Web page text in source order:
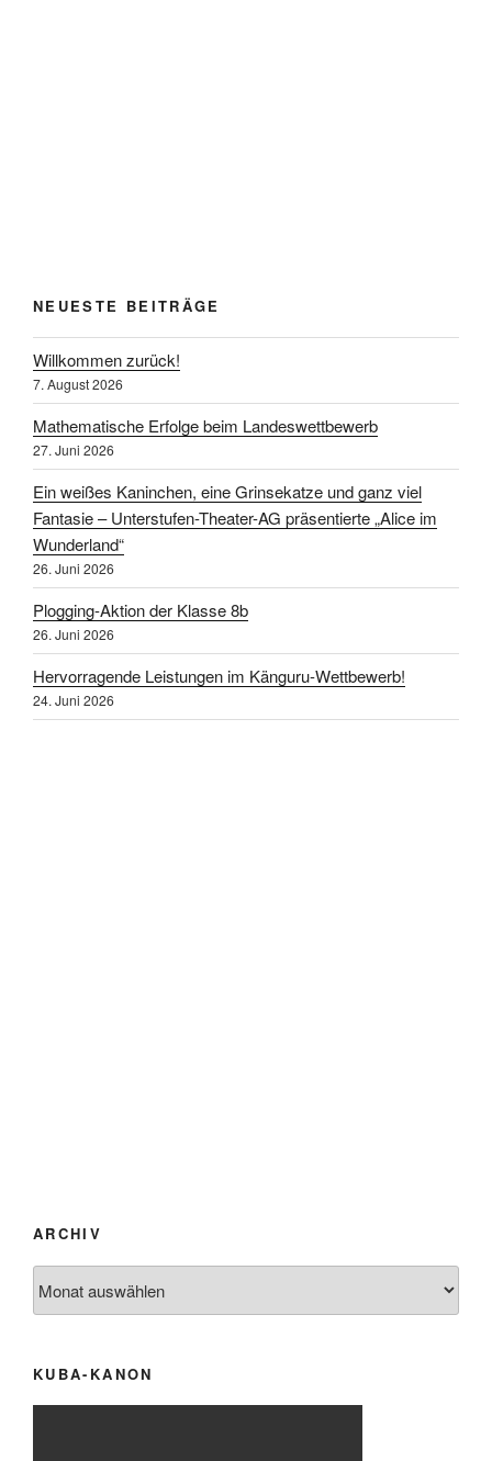
NEUESTE BEITRÄGE
Willkommen zurück!
7. August 2026
Mathematische Erfolge beim Landeswettbewerb
27. Juni 2026
Ein weißes Kaninchen, eine Grinsekatze und ganz viel
Fantasie – Unterstufen-Theater-AG präsentierte „Alice im
Wunderland“
26. Juni 2026
Plogging-Aktion der Klasse 8b
26. Juni 2026
Hervorragende Leistungen im Känguru-Wettbewerb!
24. Juni 2026
ARCHIV
KUBA-KANON